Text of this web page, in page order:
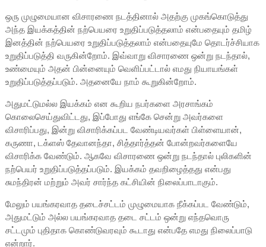
ஒரு முழுமையான விசாரணை நடத்தினால் அதற்கு முகங்கொடுத்து
அந்த இயக்கத்தின் நற்பெயரை உறுதிப்படுத்தலாம் என்பதையும் தமிழ்
இனத்தின் நற்பெயரை உறுதிப்படுத்தலாம் என்பதையுமே தொடர்ச்சியாக
உறுதிப்படுத்தி வருகின்றோம். இவ்வாறு விசாரணை ஒன்று நடந்தால்,
உண்மையும் அதன் பின்னையும் வெளிப்பட்டால் எமது நியாயங்கள்
உறுதிப்படுத்தப்படும். அதனையே நாம் கூறுகின்றோம்.
அதுமட்டுமல்ல இயக்கம் என கூறிய நபர்களை அரசாங்கம்
கொலைசெய்துவிட்டது, இப்போது எங்கே சென்று அவர்களை
விசாரிப்பது, இன்று விசாரிக்கப்பட வேண்டியவர்கள் பிள்ளையான்,
கருணா, டக்ளஸ் தேவானந்தா, சித்தார்த்தன் போன்றவர்களையே
விசாரிக்க வேண்டும். ஆகவே விசாரணை ஒன்று நடந்தால் புலிகளின்
நற்பெயர் உறுதிப்படுத்தப்படும். இயக்கம் தவறிழைத்தது என்பது
சுமந்திரன் மற்றும் அவர் சார்ந்த கட்சியின் நிலைப்பாடாகும்.
மேலும் பயங்கரவாத தடைச்சட்டம் முழுமையாக நீக்கப்பட வேண்டும்,
அதுமட்டும் அல்ல பயங்கரவாத தடை சட்டம் ஒன்று எந்தவொரு
சட்டமும் புதிதாக கொண்டுவரவும் கூடாது என்பதே எமது நிலைப்பாடு
என்றார்.